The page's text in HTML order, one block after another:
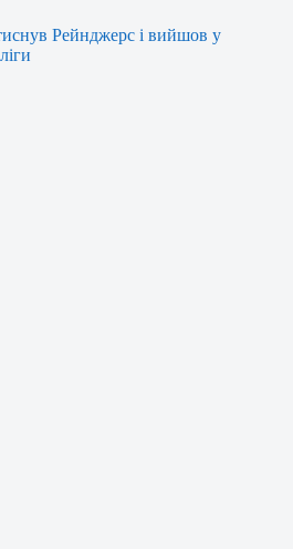
Рейнджерс і вийшов у